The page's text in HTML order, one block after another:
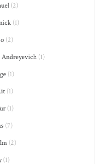
(2)
(1)
(2)
Andreyevich(1)
(1)
(1)
(1)
(7)
(2)
(1)